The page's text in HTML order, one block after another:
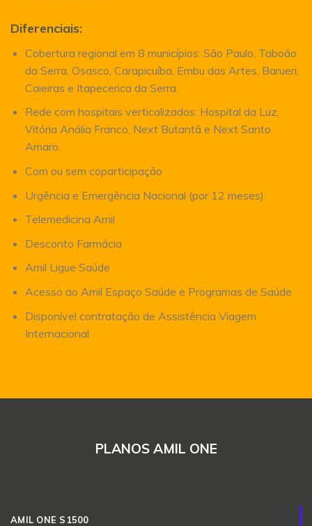
Diferenciais:
Cobertura regional em 8 municípios: São Paulo, Taboão
da Serra, Osasco, Carapicuíba, Embu das Artes, Barueri,
Caieiras e Itapecerica da Serra.
Rede com hospitais verticalizados: Hospital da Luz,
Vitória Anália Franco, Next Butantã e Next Santo
Amaro.
Com ou sem coparticipação
Urgência e Emergência Nacional (por 12 meses)
Telemedicina Amil
Desconto Farmácia
Amil Ligue Saúde
Acesso ao Amil Espaço Saúde e Programas de Saúde
Disponível contratação de Assistência Viagem
Internacional
PLANOS AMIL ONE
AMIL ONE S1500